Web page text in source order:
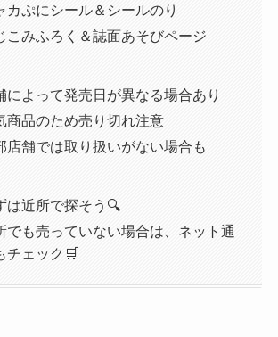
カぷにシール＆シールのり
こみふろく＆誌面あそびページ
によって発売日が異なる場合あり
商品のため売り切れ注意
店舗では取り扱いがない場合も
は近所で探そう🔍
でも売っていない場合は、ネット通
チェック🛒